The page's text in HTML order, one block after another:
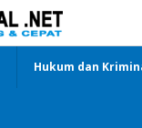
Hukum dan